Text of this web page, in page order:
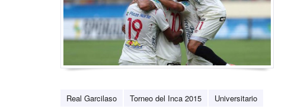
Real Garcilaso Torneo del Inca 2015 Universitario